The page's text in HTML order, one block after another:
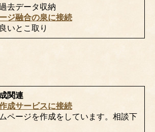
去データ収納
ジ融合の泉に接続
いとこ取り
関連
成サービスに接続
ページを作成をしています。相談下